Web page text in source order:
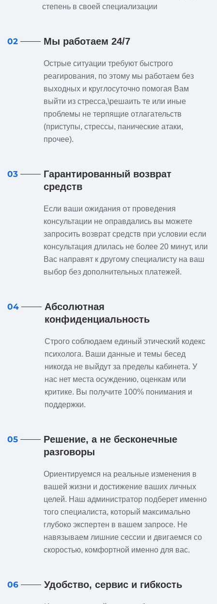
степень в своей специализации
02 Мы работаем 24/7
Острые ситуации требуют быстрого
реагирования, по этому мы работаем без
выходных и круглосуточно помогая Вам
выйти из стресса,\решаить те или иные
проблемы не терпящие отлагательств
(приступы, стрессы, панические атаки,
прочее).
03
Гарантированный возврат
средств
Если ваши ожидания от проведения
консультации не оправдались вы можете
запросить возврат средств при условии если
консультация длилась не более 20 минут, или
Вас направят к другому специалисту на ваш
выбор без дополнительных платежей.
04
Абсолютная
конфиденциальность
Строго соблюдаем единый этический кодекс
психолога. Ваши данные и темы бесед
никогда не выйдут за пределы кабинета. У
нас нет места осуждению, оценкам или
критике. Вы получите 100% понимания и
поддержки.
05
Решение, а не бесконечные
разговоры
Ориентируемся на реальные изменения в
вашей жизни и достижение ваших личных
целей. Наш администратор подберет именно
того специалиста, который максимально
глубоко экспертен в вашем запросе. Не
навязываем лишние сессии и двигаемся со
скоростью, комфортной именно для вас.
06 Удобство, сервис и гибкость